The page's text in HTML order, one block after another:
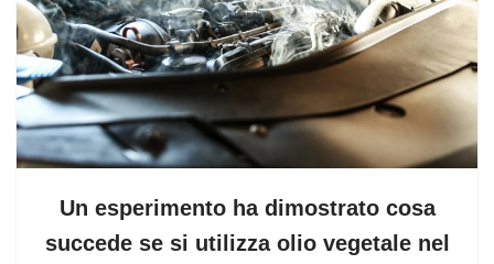
Un esperimento ha dimostrato cosa
succede se si utilizza olio vegetale nel